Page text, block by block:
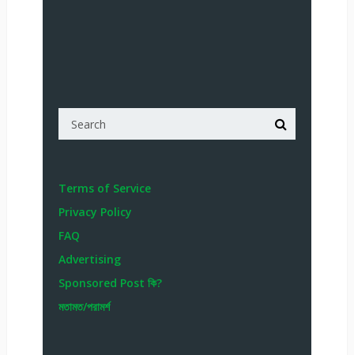
Terms of Service
Privacy Policy
FAQ
Advertising
Sponsored Post কি?
মতামত/পরামর্শ